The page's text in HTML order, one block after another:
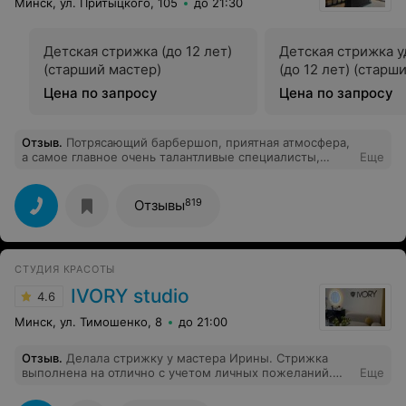
Минск, ул. Притыцкого, 105 до 21:30
Детская стрижка (до 12 лет)
(старший мастер)
Цена по запросу
Детская стрижка
(до 12 лет)
Цена по запросу
Отзыв. Потрясающий барбершоп, приятная атмосфера,
а самое главное очень талантливые специалисты,
Еще
Отзывы819
СТУДИЯ КРАСОТЫ
4.6 IVORY studio
Минск, ул. Тимошенко, 8 до 21:00
Отзыв. Делала стрижку у мастера Ирины. Стрижка
выполнена на отлично с учетом личных пожеланий.
за вежливость и приветливость.
Еще